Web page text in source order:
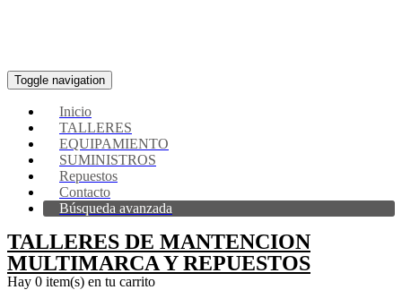
Toggle navigation
Inicio
TALLERES
EQUIPAMIENTO
SUMINISTROS
Repuestos
Contacto
Búsqueda avanzada
TALLERES DE MANTENCION
MULTIMARCA Y REPUESTOS
Hay 0 item(s) en tu carrito